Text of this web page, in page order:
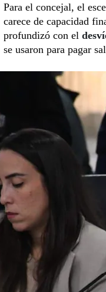
Para el concejal, el
carece de capacidad
profundizó con el
se usaron para pagar